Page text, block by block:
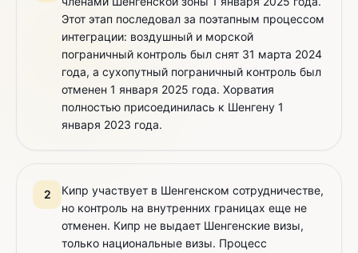
Этот этап последовал за поэтапным процессом
интеграции: воздушный и морской
пограничный контроль был снят 31 марта 2024
года, а сухопутный пограничный контроль был
отменен 1 января 2025 года. Хорватия
полностью присоединилась к Шенгену 1
января 2023 года.
2
Кипр участвует в Шенгенском сотрудничестве,
но контроль на внутренних границах еще не
отменен. Кипр не выдает Шенгенские визы,
только национальные визы. Процесс